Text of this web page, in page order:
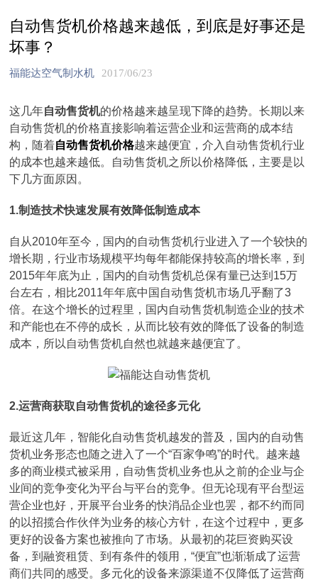
自动售货机价格越来越低，到底是好事还是
坏事？
福能达空气制水机 2017/06/23
这几年自动售货机的价格越来越呈现下降的趋势。长期以来
自动售货机的价格直接影响着运营企业和运营商的成本结
构，随着自动售货机价格越来越便宜，介入自动售货机行业
的成本也越来越低。自动售货机之所以价格降低，主要是以
下几方面原因。
1.制造技术快速发展有效降低制造成本
自从2010年至今，国内的自动售货机行业进入了一个较快的
增长期，行业市场规模平均每年都能保持较高的增长率，到
2015年年底为止，国内的自动售货机总保有量已达到15万
台左右，相比2011年年底中国自动售货机市场几乎翻了3
倍。在这个增长的过程里，国内自动售货机制造企业的技术
和产能也在不停的成长，从而比较有效的降低了设备的制造
成本，所以自动售货机自然也就越来越便宜了。
2.运营商获取自动售货机的途径多元化
最近这几年，智能化自动售货机越发的普及，国内的自动售
货机业务形态也随之进入了一个“百家争鸣”的时代。越来越
多的商业模式被采用，自动售货机业务也从之前的企业与企
业间的竞争变化为平台与平台的竞争。但无论现有平台型运
营企业也好，开展平台业务的快消品企业也罢，都不约而同
的以招揽合作伙伴为业务的核心方针，在这个过程中，更多
更好的设备方案也被推向了市场。从最初的花巨资购买设
备，到融资租赁、到有条件的领用，“便宜”也渐渐成了运营
商们共同的感受。多元化的设备来源渠道不仅降低了运营商